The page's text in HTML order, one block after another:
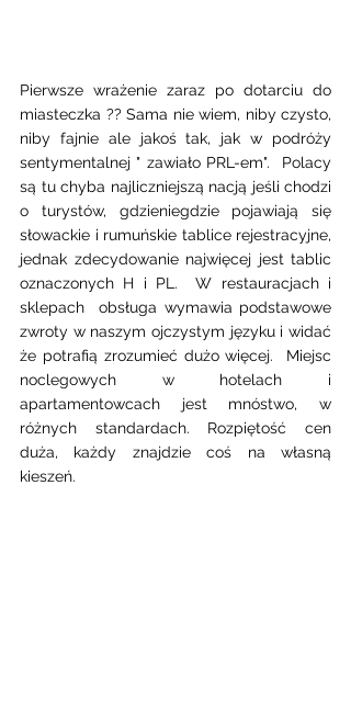
Pierwsze wrażenie zaraz po dotarciu do
miasteczka ?? Sama nie wiem, niby czysto,
niby fajnie ale jakoś tak, jak w podróży
sentymentalnej " zawiało PRL-em".  Polacy
są tu chyba najliczniejszą nacją jeśli chodzi
o turystów, gdzieniegdzie pojawiają się
słowackie i rumuńskie tablice rejestracyjne,
jednak zdecydowanie najwięcej jest tablic
oznaczonych H i PL.  W restauracjach i
sklepach  obsługa wymawia podstawowe
zwroty w naszym ojczystym języku i widać
że potrafią zrozumieć dużo więcej.  Miejsc
noclegowych w hotelach i
apartamentowcach jest mnóstwo, w
różnych standardach. Rozpiętość cen
duża, każdy znajdzie coś na własną
kieszeń.